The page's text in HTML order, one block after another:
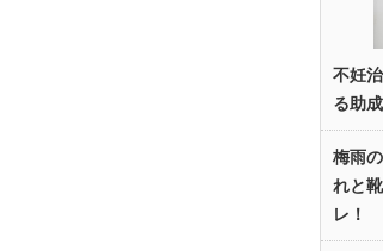
不妊
る助
梅雨
れと
レ！